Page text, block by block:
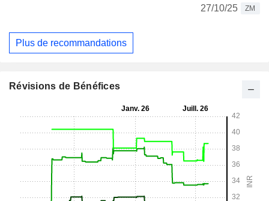
27/10/25
ZM
Plus de recommandations
Révisions de Bénéfices